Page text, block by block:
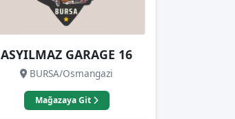
ASYILMAZ GARAGE 16
BURSA/Osmangazi
Mağazaya Git